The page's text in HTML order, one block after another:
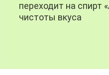
переходит на спирт
чистоты вкуса